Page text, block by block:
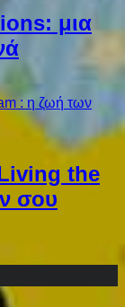
μια
the
σου